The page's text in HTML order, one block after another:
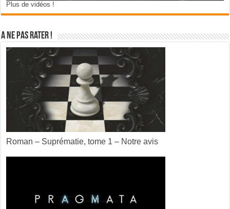
Plus de vidéos !
A ne pas rater !
Roman – Suprématie, tome 1 – Notre avis